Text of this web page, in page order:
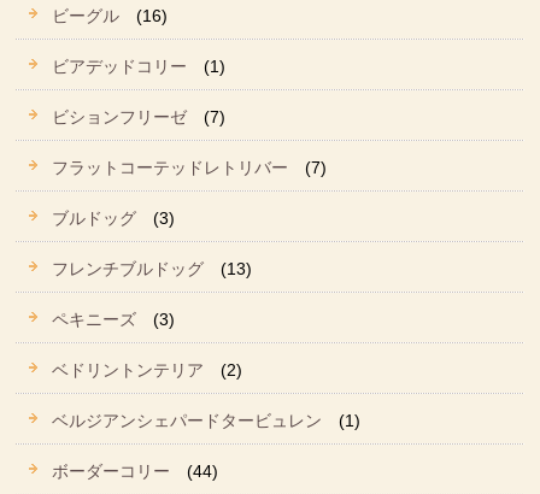
ビーグル (16)
ビアデッドコリー (1)
ビションフリーゼ (7)
フラットコーテッドレトリバー (7)
ブルドッグ (3)
フレンチブルドッグ (13)
ペキニーズ (3)
ベドリントンテリア (2)
ベルジアンシェパードタービュレン (1)
ボーダーコリー (44)